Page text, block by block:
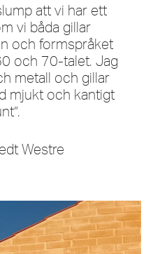
att vi har ett
vi båda gillar
och formspråket
och 70-talet. Jag
metall och gillar
mjukt och kantigt
Westre